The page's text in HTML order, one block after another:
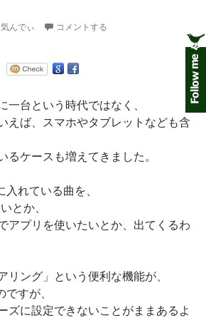
んでぃ コメントする
一台という時代ではなく、
えば、スマホやタブレットなども含
るケースも増えてきました。
れている曲を、
とか、
アプリを使いたいとか、出てくるわ
リング」という便利な機能が、
すが、
ズに設定できないことがままあるよ